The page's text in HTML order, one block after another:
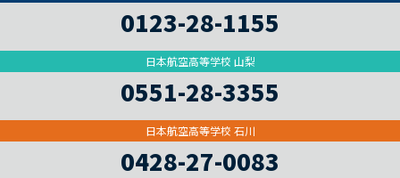
0123-28-1155
日本航空高等学校 山梨
0551-28-3355
日本航空高等学校 石川
0428-27-0083